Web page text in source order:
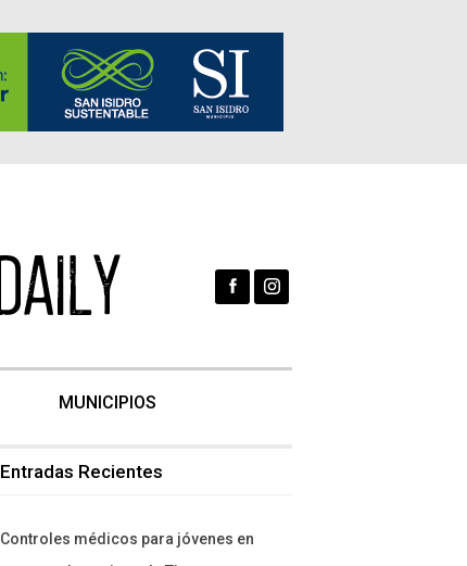
MUNICIPIOS
Entradas Recientes
Controles médicos para jóvenes en